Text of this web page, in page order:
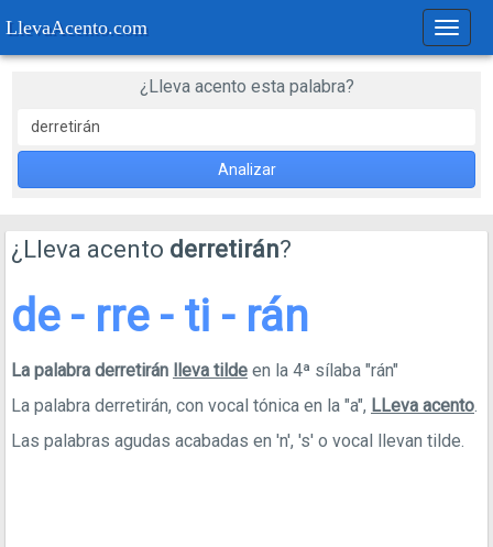
LlevaAcento.com
de
¿Lleva acento esta palabra?
Analizar
¿Lleva acento derretirán?
de - rre - ti - rán
La palabra derretirán lleva tilde en la 4ª sílaba "rán"
La palabra derretirán, con vocal tónica en la "a", LLeva acento.
Las palabras agudas acabadas en 'n', 's' o vocal llevan tilde.